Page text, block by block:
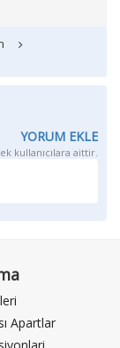
YORUM EKLE
kullanıcılara aittir.
Apartlar